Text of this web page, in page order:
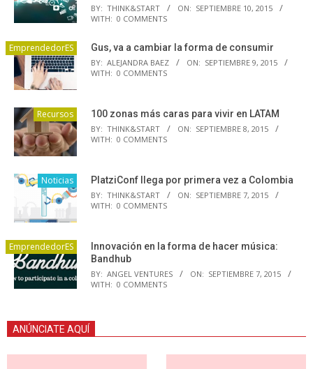
BY: THINK&START ON: SEPTIEMBRE 10, 2015
WITH: 0 COMMENTS
EmprendedorES Gus, va a cambiar la forma de consumir
BY: ALEJANDRA BAEZ ON: SEPTIEMBRE 9, 2015
WITH: 0 COMMENTS
Recursos 100 zonas más caras para vivir en LATAM
BY: THINK&START ON: SEPTIEMBRE 8, 2015
WITH: 0 COMMENTS
Noticias PlatziConf llega por primera vez a Colombia
BY: THINK&START ON: SEPTIEMBRE 7, 2015
WITH: 0 COMMENTS
EmprendedorES
Innovación en la forma de hacer música:
Bandhub
BY: ANGEL VENTURES ON: SEPTIEMBRE 7, 2015
WITH: 0 COMMENTS
ANÚNCIATE AQUÍ